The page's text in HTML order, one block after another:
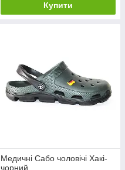
Купити
Медичні Сабо чоловічі Хакі-
чорний